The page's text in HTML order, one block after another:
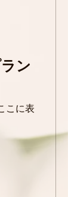
ン
こに表